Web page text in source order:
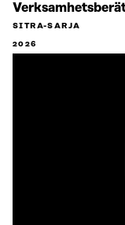
SITRA-SARJA
2026